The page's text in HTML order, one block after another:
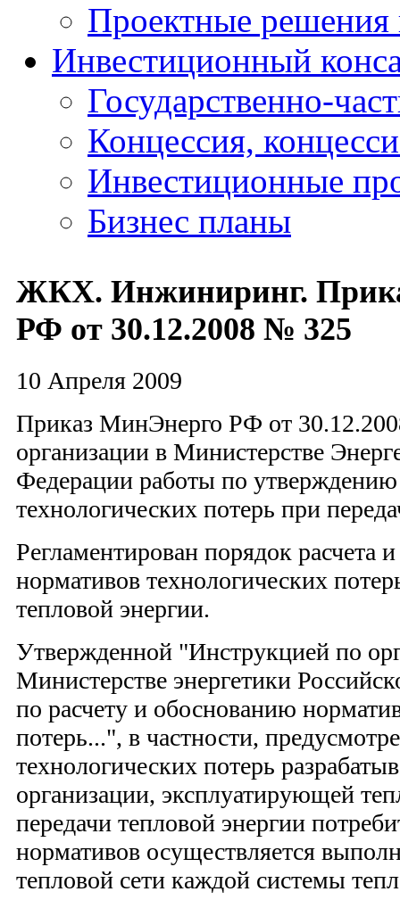
Проектные решения
Инвестиционный
Государственно-
Концессия,
Инвестиционные
Бизнес планы
ЖКХ. Инжиниринг.
РФ от 30.12.2008 № 325
10 Апреля 2009
Приказ МинЭнерго РФ от
организации в Министерстве
Федерации работы по
технологических потерь при
Регламентирован порядок расчета
нормативов технологических
тепловой энергии.
Утвержденной "Инструкцией по
Министерстве энергетики
по расчету и обоснованию
потерь...", в частности,
технологических потерь
организации, эксплуатирующей
передачи тепловой энергии
нормативов осуществляется
тепловой сети каждой системы